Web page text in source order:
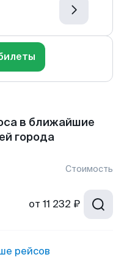
в ближайшие
города
Стоимость
от 11 232 ₽
рейсов